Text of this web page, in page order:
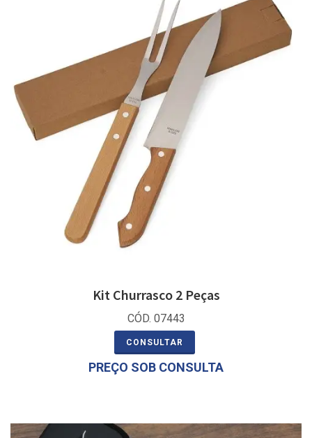
Kit Churrasco 2 Peças
CÓD. 07443
CONSULTAR
PREÇO SOB CONSULTA